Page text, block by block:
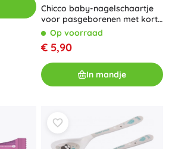
Chicco baby-nagelschaartje
voor pasgeborenen met korte
snijbladen
Op voorraad
€ 5,90
In mandje